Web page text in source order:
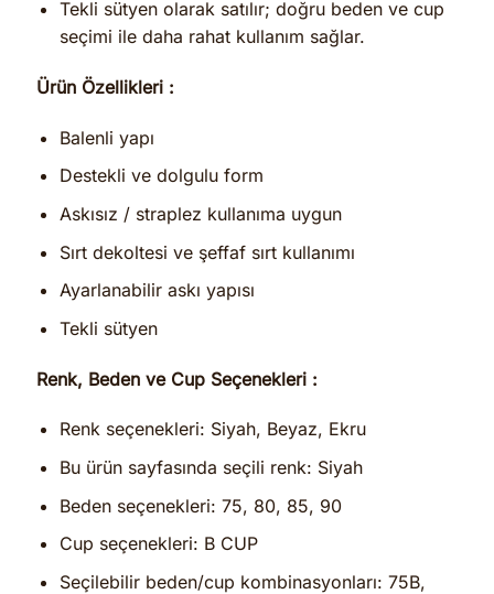
Tekli sütyen olarak satılır; doğru beden ve cup
seçimi ile daha rahat kullanım sağlar.
Ürün Özellikleri :
Balenli yapı
Destekli ve dolgulu form
Askısız / straplez kullanıma uygun
Sırt dekoltesi ve şeffaf sırt kullanımı
Ayarlanabilir askı yapısı
Tekli sütyen
Renk, Beden ve Cup Seçenekleri :
Renk seçenekleri: Siyah, Beyaz, Ekru
Bu ürün sayfasında seçili renk: Siyah
Beden seçenekleri: 75, 80, 85, 90
Cup seçenekleri: B CUP
Seçilebilir beden/cup kombinasyonları: 75B,